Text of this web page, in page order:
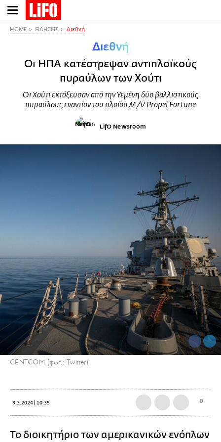
Παράκαμψη
προς
HOME ΕΙΔΗΣΕΙΣ Διεθνή
Διεθνή
Οι ΗΠΑ κατέστρεψαν αντιπλοϊκούς
πυραύλων των Χούτι
Οι Χούτι εκτόξευσαν από την Υεμένη δύο βαλλιστικούς
πυραύλους εναντίον του πλοίου M/V Propel Fortune
LifO Newsroom
CENTCOM (φωτ.: Twitter)
9.3.2024 | 10:35 0
Το διοικητήριο των αμερικανικών ενόπλων